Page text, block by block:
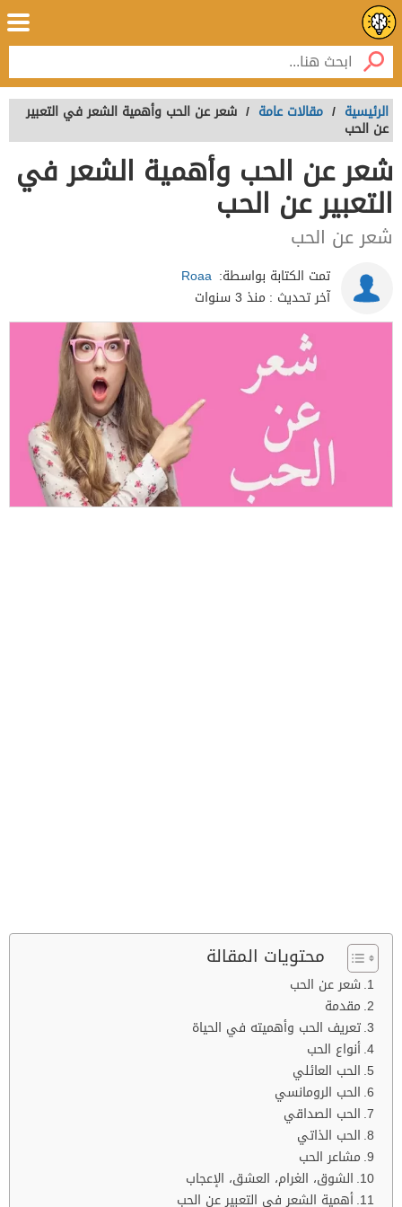
الرئيسية / مقالات عامة / شعر عن الحب وأهمية الشعر في التعبير
عن الحب
شعر عن الحب وأهمية الشعر في
التعبير عن الحب
شعر عن الحب
تمت الكتابة بواسطة: Roaa
آخر تحديث : منذ 3 سنوات
محتويات المقالة
شعر عن الحب
مقدمة
تعريف الحب وأهميته في الحياة
أنواع الحب
الحب العائلي
الحب الرومانسي
الحب الصداقي
الحب الذاتي
مشاعر الحب
الشوق، الغرام، العشق، الإعجاب
أهمية الشعر في التعبير عن الحب